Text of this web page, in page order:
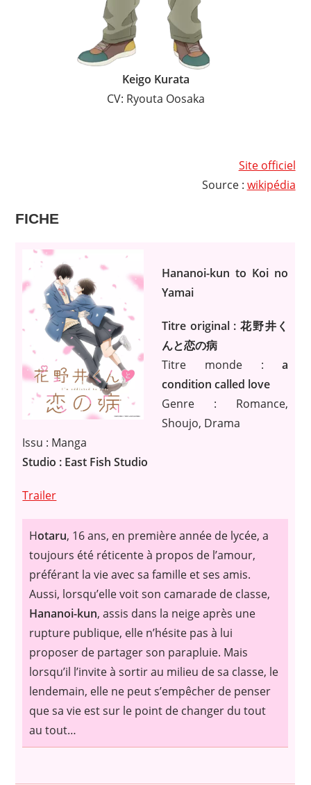
Keigo Kurata
CV: Ryouta Oosaka
Site officiel
Source : wikipédia
FICHE
Hananoi-kun to Koi no
Yamai
Titre original : 花野井く
んと恋の病
Titre monde :a
condition called love
Genre : Romance,
Shoujo, Drama
Issu : Manga
Studio : East Fish Studio
Trailer
Hotaru, 16 ans, en première année de lycée, a
toujours été réticente à propos de l’amour,
préférant la vie avec sa famille et ses amis.
Aussi, lorsqu’elle voit son camarade de classe,
Hananoi-kun, assis dans la neige après une
rupture publique, elle n’hésite pas à lui
proposer de partager son parapluie. Mais
lorsqu’il l’invite à sortir au milieu de sa classe, le
lendemain, elle ne peut s’empêcher de penser
que sa vie est sur le point de changer du tout
au tout…